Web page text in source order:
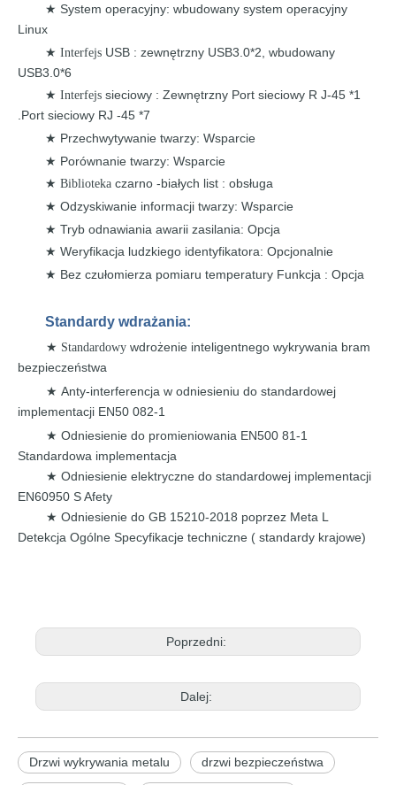
★ System operacyjny: wbudowany system operacyjny
Linux
★ Interfejs USB : zewnętrzny USB3.0*2, wbudowany
USB3.0*6
★ Interfejs sieciowy : Zewnętrzny Port sieciowy R J-45 *1
.Port sieciowy RJ -45 *7
★ Przechwytywanie twarzy: Wsparcie
★ Porównanie twarzy: Wsparcie
★ Biblioteka czarno -białych list : obsługa
★ Odzyskiwanie informacji twarzy: Wsparcie
★ Tryb odnawiania awarii zasilania: Opcja
★ Weryfikacja ludzkiego identyfikatora: Opcjonalnie
★ Bez czułomierza pomiaru temperatury Funkcja : Opcja
Standardy wdrażania:
★ Standardowy wdrożenie inteligentnego wykrywania bram
bezpieczeństwa
★ Anty-interferencja w odniesieniu do standardowej
implementacji EN50 082-1
★ Odniesienie do promieniowania EN500 81-1
Standardowa implementacja
★ Odniesienie elektryczne do standardowej implementacji
EN60950 S Afety
★ Odniesienie do GB 15210-2018 poprzez Meta L
Detekcja Ogólne Specyfikacje techniczne ( standardy krajowe)
Poprzedni:
Dalej:
Drzwi wykrywania metalu drzwi bezpieczeństwa